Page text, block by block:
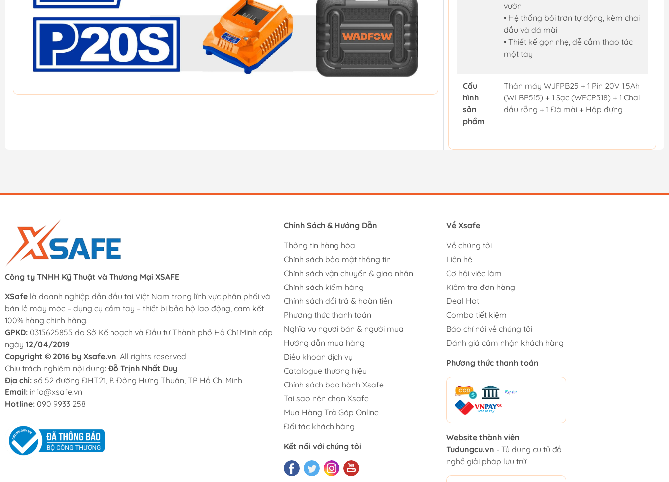
vườn
• Hệ thống bôi trơn tự động, kèm chai
dầu và đá mài
• Thiết kế gọn nhẹ, dễ cầm thao tác
một tay
Cấu
hình
sản
phẩm
Thân máy WJFPB25 + 1 Pin 20V 1.5Ah
(WLBP515) + 1 Sạc (WFCP518) + 1 Chai
dầu rỗng + 1 Đá mài + Hộp đựng
Công ty TNHH Kỹ Thuật và Thương Mại XSAFE
XSafe là doanh nghiệp dẫn đầu tại Việt Nam trong lĩnh vực phân phối và
bán lẻ máy móc – dụng cụ cầm tay – thiết bị bảo hộ lao động, cam kết
100% hàng chính hãng.
GPKD: 0315625855 do Sở Kế hoạch và Đầu tư Thành phố Hồ Chí Minh cấp
ngày 12/04/2019
Copyright © 2016 by Xsafe.vn. All rights reserved
Chịu trách nghiệm nội dung: Đỗ Trịnh Nhất Duy
Địa chỉ: số 52 đường ĐHT21, P. Đông Hưng Thuận, TP Hồ Chí Minh
Email: info@xsafe.vn
Hotline: 090 9933 258
Chính Sách & Hướng Dẫn
Thông tin hàng hóa
Chính sách bảo mật thông tin
Chính sách vận chuyển & giao nhận
Chính sách kiểm hàng
Chính sách đổi trả & hoàn tiền
Phương thức thanh toán
Nghĩa vụ người bán & người mua
Hướng dẫn mua hàng
Điều khoản dịch vụ
Catalogue thương hiệu
Chính sách bảo hành Xsafe
Tại sao nên chọn Xsafe
Mua Hàng Trả Góp Online
Đối tác khách hàng
Kết nối với chúng tôi
Về Xsafe
Về chúng tôi
Liên hệ
Cơ hội việc làm
Kiểm tra đơn hàng
Deal Hot
Combo tiết kiệm
Báo chí nói về chúng tôi
Đánh giá cảm nhận khách hàng
Phương thức thanh toán
Website thành viên
Tudungcu.vn - Tủ dụng cụ tủ đồ
nghề giải pháp lưu trữ